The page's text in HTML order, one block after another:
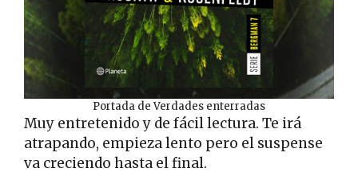
Portada de Verdades enterradas
Muy entretenido y de fácil lectura. Te irá
atrapando, empieza lento pero el suspense
va creciendo hasta el final.